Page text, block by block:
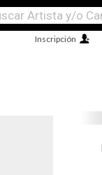
Inscripción